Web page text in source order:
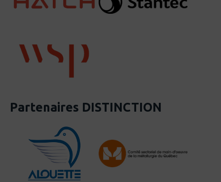
8 h 30 à 12 h 00 : Présentation devant jury
12 h 00 à 14 h 00 : Lunch et délibération
Partenaires DISTINCTION